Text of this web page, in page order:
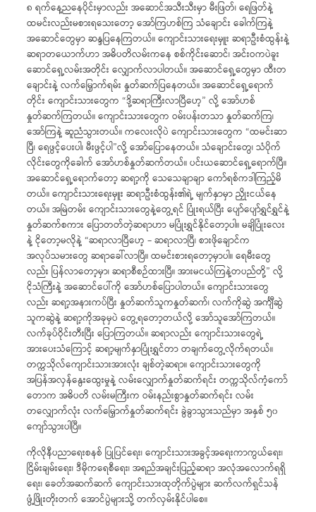
၈ ရက်နေ့ညနေပိုင်းမှာလည်း အဆောင်အသီးသီးမှာ မီးဖြတ်၊ ရေဖြတ်နဲ့
ထမင်းလည်းမစားရသေးတော့ အော်ကြဟစ်ကြ သံချောင်း ခေါက်ကြနဲ့
အဆောင်တွေမှာ ဆန္ဒပြနေကြတယ်။ ကျောင်းသားရေးမှူး ဆရာဦးစံထွန်းနဲ့
ဆရာတယောက်ဟာ အဓိပတိလမ်းကနေ စစ်ကိုင်းဆောင်၊ အင်းဝကပဲခူး
ဆောင်ရှေ့လမ်းအတိုင်း လျှောက်လာပါတယ်။ အဆောင်ရှေ့တွေမှာ ထီးတ
ချောင်းနဲ့ လက်မြှောက်ရမ်း နှုတ်ဆက်ပြနေတယ်။ အဆောင်ရှေ့ရောက်
တိုင်း ကျောင်းသားတွေက “ဒို့ဆရာကြီးလာပြီဟေ့” လို့ အော်ဟစ်
နှုတ်ဆက်ကြတယ်။ ကျောင်းသားတွေက ဝမ်းပန်းတသာ နှုတ်ဆက်ကြ၊
အော်ကြနဲ့ ဆူညံသွားတယ်။ ကလေးလိုပဲ ကျောင်းသားတွေက “ထမင်းဆာ
ပြီ၊ ရေဖွင့်ပေးပါ၊ မီးဖွင့်ပါ”လို့ အော်ပြောနေတယ်။ သံချောင်းတွေ၊ သံပိုက်
လိုင်းတွေကိုခေါက် အော်ဟစ်နှုတ်ဆက်တယ်။ ပင်းယဆောင်ရှေ့ရောက်ပြီ။
အဆောင်ရှေ့ရောက်တော့ ဆရာ့ကို သေသေချာချာ ကော်ရစ်ကဒါကြည့်မိ
တယ်။ ကျောင်းသားရေးမှူး ဆရာဦးစံထွန်း၏ရဲ့ မျက်နှာမှာ ညှိုးငယ်နေ
တယ်။ အမြဲတမ်း ကျောင်းသားတွေနဲ့တွေ့ရင် ပြုံးရယ်ပြီး ပျော်ပျော်ရွှင်ရွှင်နဲ့
နှုတ်ဆက်စကား ပြောတတ်တဲ့ဆရာဟာ မပြုံးရွှင်နိုင်တော့ပါ။ မချိပြုံးလေး
နဲ့ ငိုတော့မလိုနဲ့ “ဆရာလာပြီဟေ့ – ဆရာလာပြီ၊ စားဖိုချောင်က
အလုပ်သမားတွေ ဆရာခေါ်လာပြီ။ ထမင်းစားရတော့မှာပါ။ ရေမီးတွေ
လည်း ပြန်လာတော့မှာ၊ ဆရာစီစဉ်ထားပြီ။ အားမငယ်ကြနဲ့တပည်တို့” လို့
ငိုသံကြီးနဲ့ အဆောင်ပေါ်ကို အော်ဟစ်ပြောပါတယ်။ ကျောင်းသားတွေ
လည်း ဆရာ့အနားကပ်ပြီး နှုတ်ဆက်သူကနှုတ်ဆက်၊ လက်ကိုဆွဲ အင်္ကျီဆွဲ
သူကဆွဲနဲ့ ဆရာ့ကိုအခုမှပဲ တွေ့ရတော့တယ်လို့ အော်သူအော်ကြတယ်။
လက်ခုပ်ဝိုင်းတီးပြီး ပြောကြတယ်။ ဆရာလည်း ကျောင်းသားတွေရဲ့
အားပေးသံကြောင့် ဆရာ့မျက်နှာပြုံးရွှင်တာ တချက်တွေ့လိုက်ရတယ်။
တက္ကသိုလ်ကျောင်းသားအားလုံး ချစ်တဲ့ဆရာ။ ကျောင်းသားတွေကို
အပြန်အလှန်နွေးထွေးမှုနဲ့ လမ်းလျှောက်နှုတ်ဆက်ရင်း တက္ကသိုလ်ကံ့ကော်
တောက အဓိပတိ လမ်းမကြီးက ဝမ်းနည်းစွာနှုတ်ဆက်ရင်း လမ်း
တလျှောက်လုံး လက်မြှောက်နှုတ်ဆက်ရင်း ခွဲခွာသွားသည်မှာ အနှစ် ၅၀
ကျော်သွားပါပြီ။
ကိုလိုနီပညာရေးစနစ် ပြုပြင်ရေး၊ ကျောင်းသားအခွင့်အရေးကာကွယ်ရေး၊
ငြိမ်းချမ်းရေး၊ ဒီမိုကရေစီရေး၊ အရည်အချင်းပြည့်ဆရာ အလုံအလောက်ရရှိ
ရေး၊ ခေတ်အဆက်ဆက် ကျောင်းသားထုတိုက်ပွဲများ ဆက်လက်ရှင်သန်
ဖွံ့ဖြိုးတိုးတက် အောင်ပွဲများသို့ တက်လှမ်းနိုင်ပါစေ။